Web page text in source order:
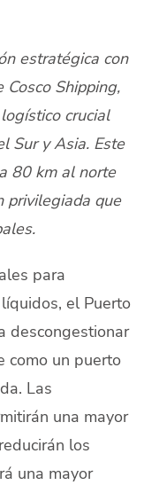
Español
estratégica con
Shipping,
crucial
Sur y Asia. Este
80 km al norte
privilegiada que
para
el Puerto
descongestionar
como un puerto
Las
una mayor
los
una mayor